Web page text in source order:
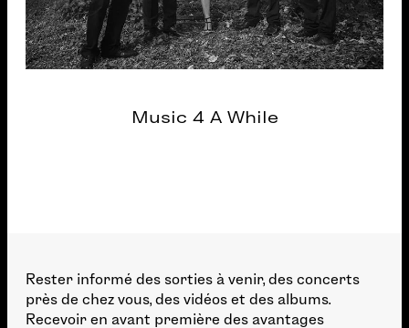
Music 4 A While
Rester informé des sorties à venir, des concerts
près de chez vous, des vidéos et des albums.
Recevoir en avant première des avantages